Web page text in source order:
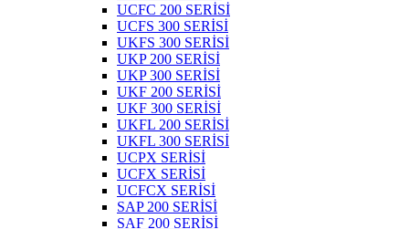
UCFC 200 SERİSİ
UCFS 300 SERİSİ
UKFS 300 SERİSİ
UKP 200 SERİSİ
UKP 300 SERİSİ
UKF 200 SERİSİ
UKF 300 SERİSİ
UKFL 200 SERİSİ
UKFL 300 SERİSİ
UCPX SERİSİ
UCFX SERİSİ
UCFCX SERİSİ
SAP 200 SERİSİ
SAF 200 SERİSİ